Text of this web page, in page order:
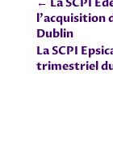
l'acquisition
Dublin
La SCPI
trimestriel